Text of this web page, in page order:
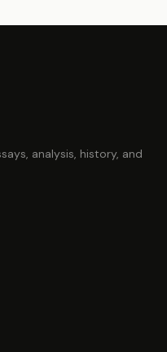
analysis, history, and